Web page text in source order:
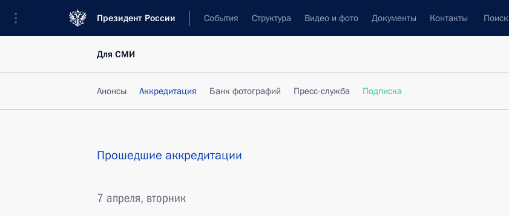
Президент России События Структура Видео и фото Документы Контакты Поиск
Для СМИ
Анонсы Аккредитация Банк фотографий Пресс-служба Подписка
Прошедшие аккредитации
7 апреля, вторник